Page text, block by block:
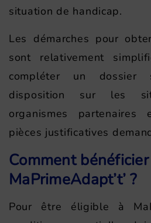
situation de handicap.
Les démarches pour
sont relativement
compléter un dossier
disposition sur les
organismes
pièces justificatives
Comment
MaPrimeAdapt’t’ ?
Pour être éligible à